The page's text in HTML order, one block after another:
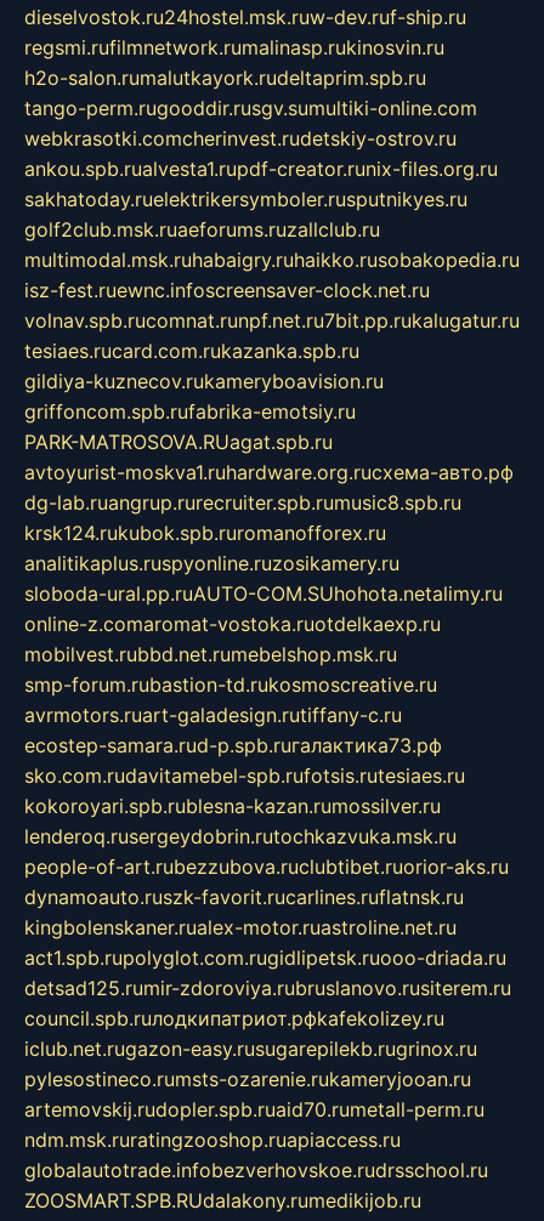
dieselvostok.ru24hostel.msk.ruw-dev.ruf-ship.ru
regsmi.rufilmnetwork.rumalinasp.rukinosvin.ru
h2o-salon.rumalutkayork.rudeltaprim.spb.ru
tango-perm.rugooddir.rusgv.sumultiki-online.com
webkrasotki.comcherinvest.rudetskiy-ostrov.ru
ankou.spb.rualvesta1.rupdf-creator.runix-files.org.ru
sakhatoday.ruelektrikersymboler.rusputnikyes.ru
golf2club.msk.ruaeforums.ruzallclub.ru
multimodal.msk.ruhabaigry.ruhaikko.rusobakopedia.ru
isz-fest.ruewnc.infoscreensaver-clock.net.ru
volnav.spb.rucomnat.runpf.net.ru7bit.pp.rukalugatur.ru
tesiaes.rucard.com.rukazanka.spb.ru
gildiya-kuznecov.rukameryboavision.ru
griffoncom.spb.rufabrika-emotsiy.ru
PARK-MATROSOVA.RUagat.spb.ru
avtoyurist-moskva1.ruhardware.org.ruсхема-авто.рф
dg-lab.ruangrup.rurecruiter.spb.rumusic8.spb.ru
krsk124.rukubok.spb.ruromanofforex.ru
analitikaplus.ruspyonline.ruzosikamery.ru
sloboda-ural.pp.ruAUTO-COM.SUhohota.netalimy.ru
online-z.comaromat-vostoka.ruotdelkaexp.ru
mobilvest.rubbd.net.rumebelshop.msk.ru
smp-forum.rubastion-td.rukosmoscreative.ru
avrmotors.ruart-galadesign.rutiffany-c.ru
ecostep-samara.rud-p.spb.ruгалактика73.рф
sko.com.rudavitamebel-spb.rufotsis.rutesiaes.ru
kokoroyari.spb.rublesna-kazan.rumossilver.ru
lenderoq.rusergeydobrin.rutochkazvuka.msk.ru
people-of-art.rubezzubova.ruclubtibet.ruorior-aks.ru
dynamoauto.ruszk-favorit.rucarlines.ruflatnsk.ru
kingbolenskaner.rualex-motor.ruastroline.net.ru
act1.spb.rupolyglot.com.rugidlipetsk.ruooo-driada.ru
detsad125.rumir-zdoroviya.rubruslanovo.rusiterem.ru
council.spb.ruлодкипатриот.рфkafekolizey.ru
iclub.net.rugazon-easy.rusugarepilekb.rugrinox.ru
pylesostineco.rumsts-ozarenie.rukameryjooan.ru
artemovskij.rudopler.spb.ruaid70.rumetall-perm.ru
ndm.msk.ruratingzooshop.ruapiaccess.ru
globalautotrade.infobezverhovskoe.rudrsschool.ru
ZOOSMART.SPB.RUdalakony.rumedikijob.ru